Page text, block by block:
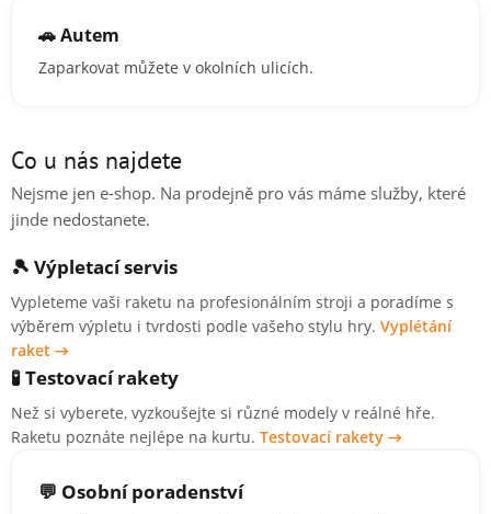
🚗 Autem
Zaparkovat můžete v okolních ulicích.
Co u nás najdete
Nejsme jen e-shop. Na prodejně pro vás máme služby, které
jinde nedostanete.
🎾 Výpletací servis
Vypleteme vaši raketu na profesionálním stroji a poradíme s
výběrem výpletu i tvrdosti podle vašeho stylu hry. Vyplétání
raket →
🧪 Testovací rakety
Než si vyberete, vyzkoušejte si různé modely v reálné hře.
Raketu poznáte nejlépe na kurtu. Testovací rakety →
💬 Osobní poradenství